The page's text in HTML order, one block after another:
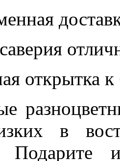
открытка к
в